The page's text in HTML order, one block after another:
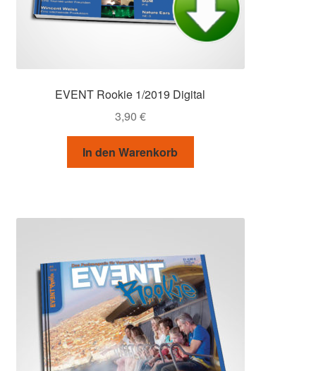
EVENT Rookie 1/2019 Digital
3,90 €
In den Warenkorb